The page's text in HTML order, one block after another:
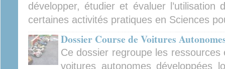
développer, étudier et évaluer l’utilisation
certaines activités pratiques en Sciences
Dossier Course de Voitures
Ce dossier regroupe les
voitures autonomes développées